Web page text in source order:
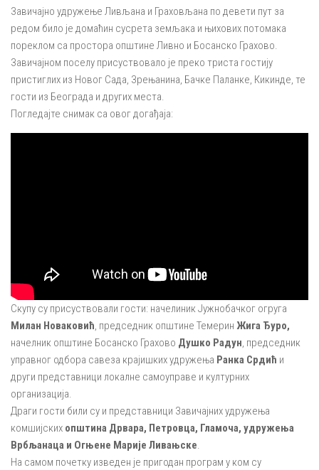
Завичајно удружење Ливљана и Граховљана по девети пут за
редом било је домаћин сусрета земљака и њихових потомака
пореклом са простора општине Ливно и Босанско Грахово.
Завичајном поселу присуствовало је преко триста гостију
пристиглих из Новог Сада, Зрењанина, Бачке Паланке, Кикинде, те
гости из Београда и других места.
Погледајте снимак са овог догађаја:
Скупу су присуствовали гости: начелиник Јужнобачког огруга
Милан Новаковић, председник општине Темерин Жига Ђуро,
начелник општине Босанско Грахово Душко Радун, председник
управног одбора савеза крајишких удружења Ранка Срдић и
други представници локалне самоуправе и културних
организација.
Драги гости били су и представници Завичајних удружења
комшијских општина Дрвара, Петровца, Гламоча, удружења
Врбљанаца и Огњене Марије Ливањске.
На самом почетку изведен је пригодан програм у ком су